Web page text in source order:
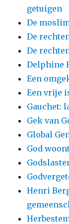
getuigen
De
De
De
Delphine
Een
Een vrije
Gauchet:
Gek van
Global
God
Henri